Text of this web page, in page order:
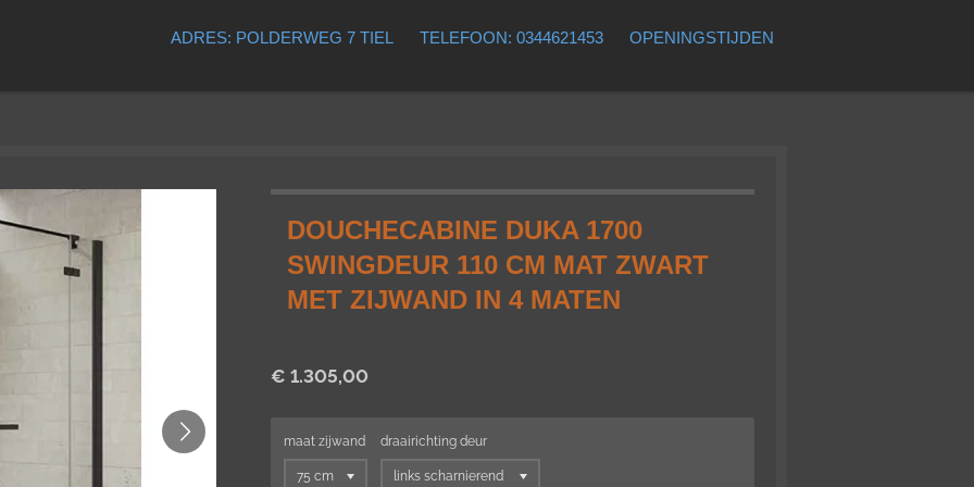
ADRES: POLDERWEG 7 TIEL TELEFOON: 0344621453 OPENINGSTIJDEN
DOUCHECABINE DUKA 1700
SWINGDEUR 110 CM MAT ZWART
MET ZIJWAND IN 4 MATEN
€ 1.305,00
maat zijwand draairichting deur